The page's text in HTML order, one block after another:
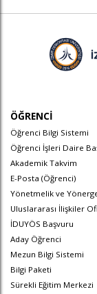
ÖĞRENCİ
Öğrenci Bilgi Sistemi
Öğrenci İşleri Daire
Akademik Takvim
E-Posta (Öğrenci)
Yönetmelik ve
Uluslararası İlişkiler
İDUYÖS Başvuru
Aday Öğrenci
Mezun Bilgi Sistemi
Bilgi Paketi
Sürekli Eğitim Merkezi